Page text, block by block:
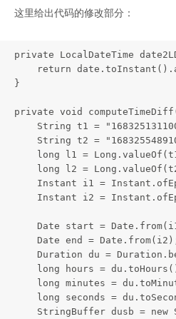
这里给出代码的修改部分：
private LocalDateTime
return
}
private void
String t1 =
String t2 =
long l1 =
long l2 =
Instant i1 =
Instant i2 =
Date start =
Date end =
Duration du =
long hours =
long minutes =
long seconds =
StringBuffer dusb = new